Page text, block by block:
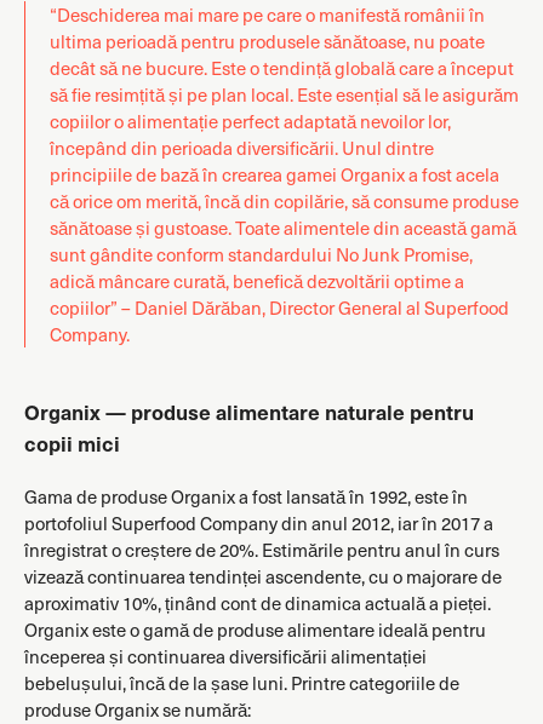
“Deschiderea mai mare pe care o manifestă românii în
ultima perioadă pentru produsele sănătoase, nu poate
decât să ne bucure. Este o tendință globală care a început
să fie resimțită și pe plan local. Este esențial să le asigurăm
copiilor o alimentație perfect adaptată nevoilor lor,
începând din perioada diversificării. Unul dintre
principiile de bază în crearea gamei Organix a fost acela
că orice om merită, încă din copilărie, să consume produse
sănătoase și gustoase. Toate alimentele din această gamă
sunt gândite conform standardului No Junk Promise,
adică mâncare curată, benefică dezvoltării optime a
copiilor” – Daniel Dărăban, Director General al Superfood
Company.
Organix — produse alimentare naturale pentru
copii mici
Gama de produse Organix a fost lansată în 1992, este în
portofoliul Superfood Company din anul 2012, iar în 2017 a
înregistrat o creștere de 20%. Estimările pentru anul în curs
vizează continuarea tendinței ascendente, cu o majorare de
aproximativ 10%, ținând cont de dinamica actuală a pieței.
Organix este o gamă de produse alimentare ideală pentru
începerea și continuarea diversificării alimentației
bebelușului, încă de la șase luni. Printre categoriile de
produse Organix se numără: